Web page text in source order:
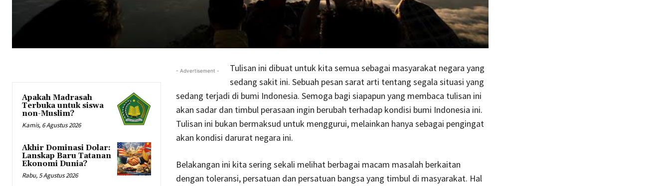
Apakah Madrasah
Terbuka untuk siswa
non-Muslim?
Kamis, 6 Agustus 2026
Akhir Dominasi Dolar:
Lanskap Baru Tatanan
Ekonomi Dunia?
Rabu, 5 Agustus 2026
- Advertisement -
Tulisan ini dibuat untuk kita semua sebagai masyarakat negara yang
sedang sakit ini. Sebuah pesan sarat arti tentang segala situasi yang
sedang terjadi di bumi Indonesia. Semoga bagi siapapun yang membaca tulisan ini
akan sadar dan timbul perasaan ingin berubah terhadap kondisi bumi Indonesia ini.
Tulisan ini bukan bermaksud untuk menggurui, melainkan hanya sebagai pengingat
akan kondisi darurat negara ini.
Belakangan ini kita sering sekali melihat berbagai macam masalah berkaitan
dengan toleransi, persatuan dan persatuan bangsa yang timbul di masyarakat. Hal